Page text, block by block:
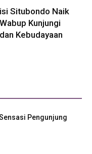
Situbondo Naik
Kunjungi
Kebudayaan
Pengunjung